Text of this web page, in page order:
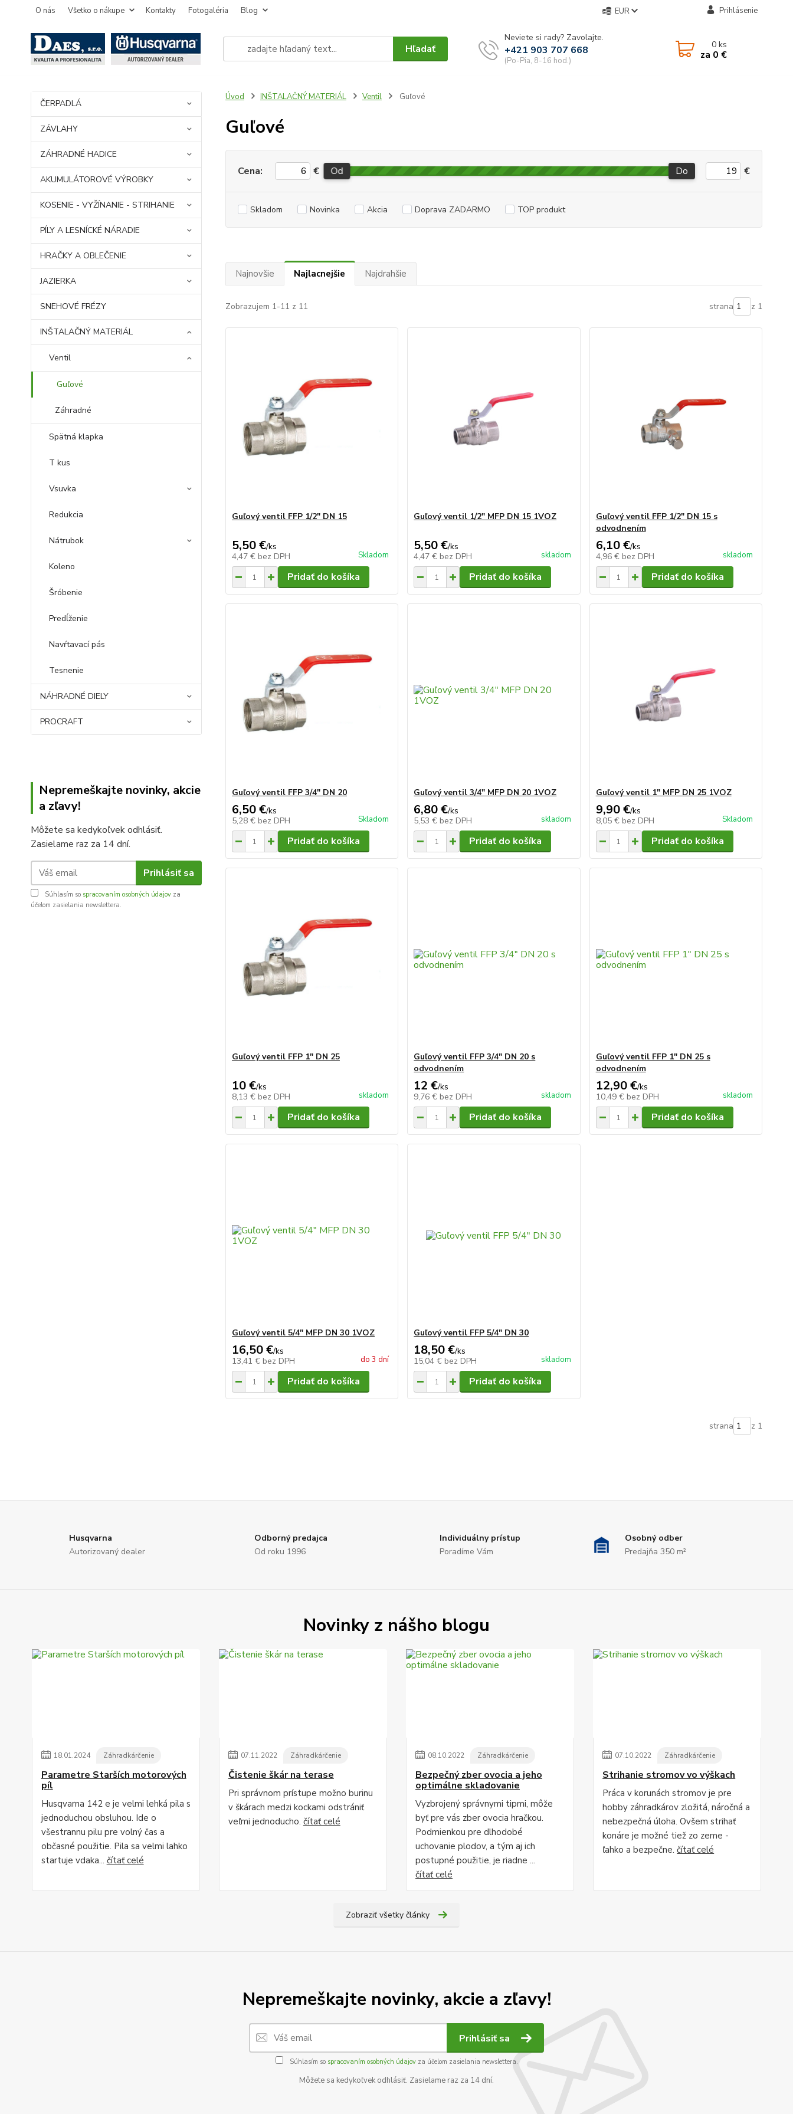
O nás Všetko o nákupe Kontakty Fotogaléria Blog EUR Prihlásenie
Hľadať
Neviete si rady? Zavolajte.
+421 903 707 668
(Po-Pia, 8-16 hod.)
0ks
za 0 €
ČERPADLÁ
ZÁVLAHY
ZÁHRADNÉ HADICE
AKUMULÁTOROVÉ VÝROBKY
KOSENIE - VYŽÍNANIE - STRIHANIE
PÍLY A LESNÍCKÉ NÁRADIE
HRAČKY A OBLEČENIE
JAZIERKA
SNEHOVÉ FRÉZY
INŠTALAČNÝ MATERIÁL
Ventil
Guľové
Záhradné
Spätná klapka
T kus
Vsuvka
Redukcia
Nátrubok
Koleno
Šróbenie
Predĺženie
Navŕtavací pás
Tesnenie
NÁHRADNÉ DIELY
PROCRAFT
Nepremeškajte novinky, akcie
a zľavy!
Môžete sa kedykoľvek odhlásiť.
Zasielame raz za 14 dní.
Prihlásiť sa
Súhlasím so spracovaním osobných údajov za
účelom zasielania newslettera.
Úvod INŠTALAČNÝ MATERIÁL Ventil Guľové
Guľové
Cena: € Od Do €
Skladom Novinka Akcia Doprava ZADARMO TOP produkt
Najnovšie Najlacnejšie Najdrahšie
Zobrazujem 1-11 z 11 strana z 1
Guľový ventil FFP 1/2" DN 15
5,50 €/ks
4,47 € bez DPH Skladom
Pridať do košíka
Guľový ventil 1/2" MFP DN 15 1VOZ
5,50 €/ks
4,47 € bez DPH skladom
Pridať do košíka
Guľový ventil FFP 1/2" DN 15 s
odvodnením
6,10 €/ks
4,96 € bez DPH skladom
Pridať do košíka
Guľový ventil FFP 3/4" DN 20
6,50 €/ks
5,28 € bez DPH Skladom
Pridať do košíka
Guľový ventil 3/4" MFP DN 20 1VOZ
6,80 €/ks
5,53 € bez DPH skladom
Pridať do košíka
Guľový ventil 1" MFP DN 25 1VOZ
9,90 €/ks
8,05 € bez DPH Skladom
Pridať do košíka
Guľový ventil FFP 1" DN 25
10 €/ks
8,13 € bez DPH skladom
Pridať do košíka
Guľový ventil FFP 3/4" DN 20 s
odvodnením
12 €/ks
9,76 € bez DPH skladom
Pridať do košíka
Guľový ventil FFP 1" DN 25 s
odvodnením
12,90 €/ks
10,49 € bez DPH skladom
Pridať do košíka
Guľový ventil 5/4" MFP DN 30 1VOZ
16,50 €/ks
13,41 € bez DPH do 3 dní
Pridať do košíka
Guľový ventil FFP 5/4" DN 30
18,50 €/ks
15,04 € bez DPH skladom
Pridať do košíka
strana z 1
Husqvarna
Autorizovaný dealer
Odborný predajca
Od roku 1996
Individuálny prístup
Poradíme Vám
Osobný odber
Predajňa 350 m²
Novinky z nášho blogu
18.01.2024 Záhradkárčenie
Parametre Starších motorových
píl
Husqvarna 142 e je velmi lehká pila s
jednoduchou obsluhou. Ide o
všestrannu pilu pre volný čas a
občasné použitie. Pila sa velmi lahko
startuje vdaka... čítať celé
07.11.2022 Záhradkárčenie
Čistenie škár na terase
Pri správnom prístupe možno burinu
v škárach medzi kockami odstrániť
veľmi jednoducho. čítať celé
08.10.2022 Záhradkárčenie
Bezpečný zber ovocia a jeho
optimálne skladovanie
Vyzbrojený správnymi tipmi, môže
byť pre vás zber ovocia hračkou.
Podmienkou pre dlhodobé
uchovanie plodov, a tým aj ich
postupné použitie, je riadne ...
čítať celé
07.10.2022 Záhradkárčenie
Strihanie stromov vo výškach
Práca v korunách stromov je pre
hobby záhradkárov zložitá, náročná a
nebezpečná úloha. Ovšem strihať
konáre je možné tiež zo zeme -
ľahko a bezpečne.čítať celé
Zobraziť všetky články
Nepremeškajte novinky, akcie a zľavy!
Prihlásiť sa
Súhlasím so spracovaním osobných údajovza účelom zasielania newslettera.
Môžete sa kedykoľvek odhlásiť. Zasielame raz za 14 dní.